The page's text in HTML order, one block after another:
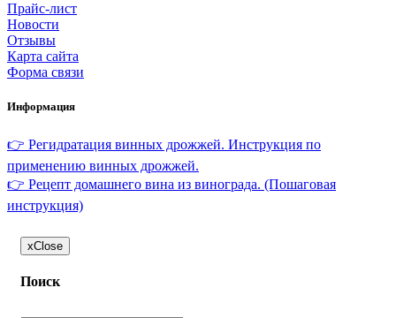
Прайс-лист
Новости
Отзывы
Карта сайта
Форма связи
Информация
👉 Регидратация винных дрожжей. Инструкция по
применению винных дрожжей.
👉 Рецепт домашнего вина из винограда. (Пошаговая
инструкция)
xClose
Поиск